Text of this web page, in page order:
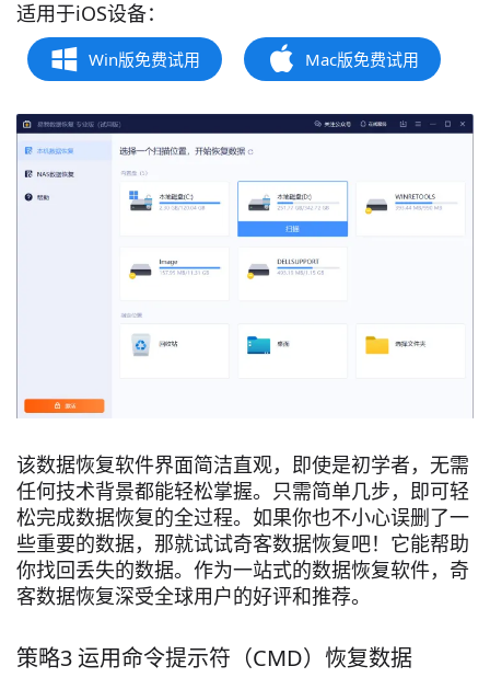
适用于iOS设备：
Win版免费试用 Mac版免费试用
该数据恢复软件界面简洁直观，即使是初学者，无需
任何技术背景都能轻松掌握。只需简单几步，即可轻
松完成数据恢复的全过程。如果你也不小心误删了一
些重要的数据，那就试试奇客数据恢复吧！它能帮助
你找回丢失的数据。作为一站式的数据恢复软件，奇
客数据恢复深受全球用户的好评和推荐。
策略3 运用命令提示符（CMD）恢复数据